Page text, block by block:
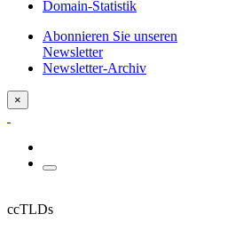
Domain-Statistik
Abonnieren Sie unseren
Newsletter
Newsletter-Archiv
×
ccTLDs